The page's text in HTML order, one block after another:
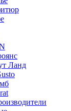
Ланд